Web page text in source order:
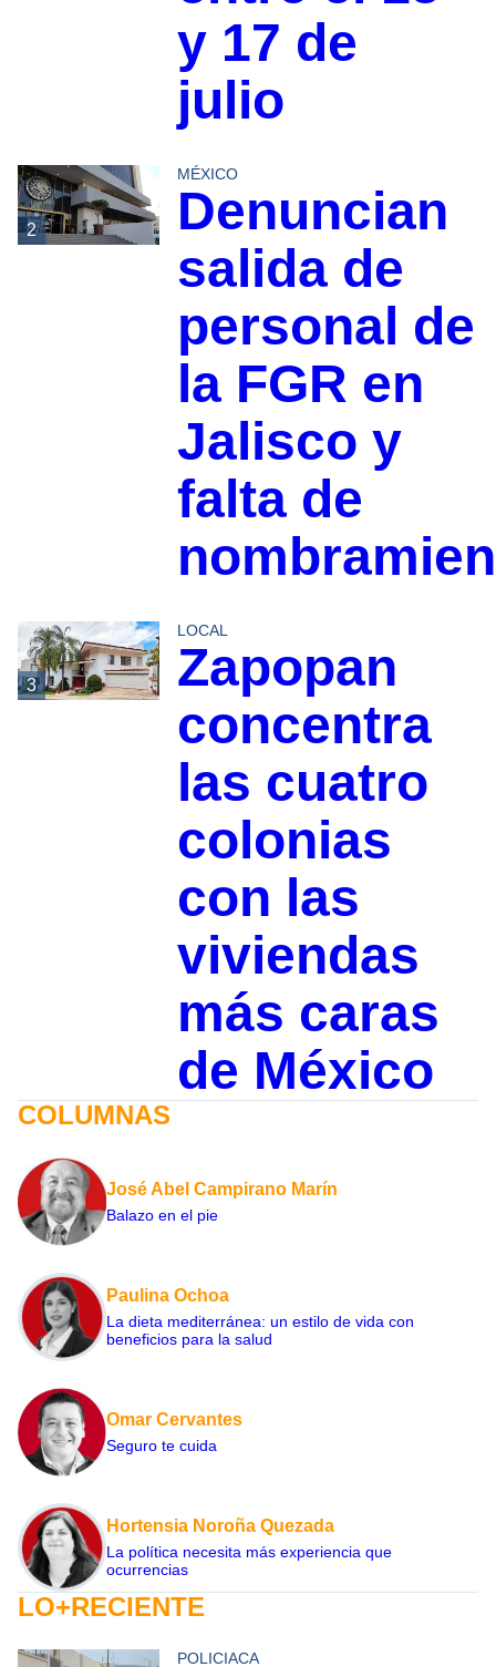
y 17 de
julio
2
MÉXICO
Denuncian
salida de
personal de
la FGR en
Jalisco y
falta de
3
LOCAL
Zapopan
concentra
las cuatro
colonias
con las
viviendas
más caras
de México
COLUMNAS
José Abel Campirano Marín
Balazo en el pie
Paulina Ochoa
La dieta mediterránea: un estilo de vida con
beneficios para la salud
Omar Cervantes
Seguro te cuida
Hortensia Noroña Quezada
La política necesita más experiencia que
ocurrencias
LO+RECIENTE
POLICIACA